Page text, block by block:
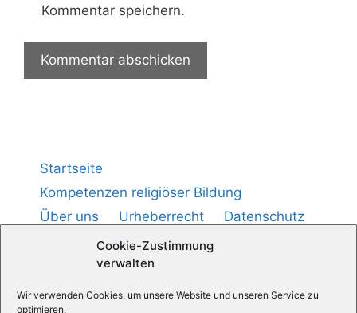
Cookie-Zustimmung
verwalten
Wir verwenden Cookies, um unsere Website und unseren Service zu
optimieren.
Kommentar speichern.
Startseite
Kompetenzen religiöser Bildung
Über uns
Urheberrecht
Datenschutz
Impressum
Cookie-Richtlinie (
Medienpädagogik — Praxis